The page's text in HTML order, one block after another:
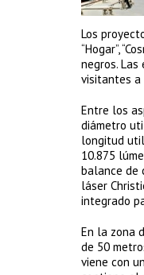
Los
“Hogar”,
negros.
visitantes a
Entre los
diámetro
longitud
10.875
balance de
láser
integrado
En la zona
de 50
viene con